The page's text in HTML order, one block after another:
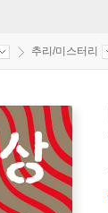
추리/미스터리